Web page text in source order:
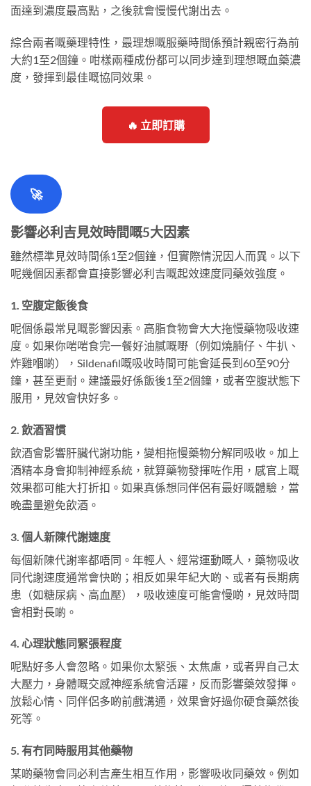
面達到濃度最高點，之後就會慢慢代謝出去。
綜合兩者嘅藥理特性，最理想嘅服藥時間係預計親密行為前
大約1至2個鐘。咁樣兩種成份都可以同步達到理想嘅血藥濃
度，發揮到最佳嘅協同效果。
🔥 立即訂購
🚀
影響必利吉見效時間嘅5大因素
雖然標準見效時間係1至2個鐘，但實際情況因人而異。以下
呢幾個因素都會直接影響必利吉嘅起效速度同藥效強度。
1. 空腹定飯後食
呢個係最常見嘅影響因素。高脂食物會大大拖慢藥物吸收速
度。如果你啱啱食完一餐好油膩嘅嘢（例如燒腩仔、牛扒、
炸雞嗰啲），Sildenafil嘅吸收時間可能會延長到60至90分
鐘，甚至更耐。建議最好係飯後1至2個鐘，或者空腹狀態下
服用，見效會快好多。
2. 飲酒習慣
飲酒會影響肝臟代謝功能，變相拖慢藥物分解同吸收。加上
酒精本身會抑制神經系統，就算藥物發揮咗作用，感官上嘅
效果都可能大打折扣。如果真係想同伴侶有最好嘅體驗，當
晚盡量避免飲酒。
3. 個人新陳代謝速度
每個新陳代謝率都唔同。年輕人、經常運動嘅人，藥物吸收
同代謝速度通常會快啲；相反如果年紀大啲、或者有長期病
患（如糖尿病、高血壓），吸收速度可能會慢啲，見效時間
會相對長啲。
4. 心理狀態同緊張程度
呢點好多人會忽略。如果你太緊張、太焦慮，或者畀自己太
大壓力，身體嘅交感神經系統會活躍，反而影響藥效發揮。
放鬆心情、同伴侶多啲前戲溝通，效果會好過你硬食藥然後
死等。
5. 有冇同時服用其他藥物
某啲藥物會同必利吉產生相互作用，影響吸收同藥效。例如